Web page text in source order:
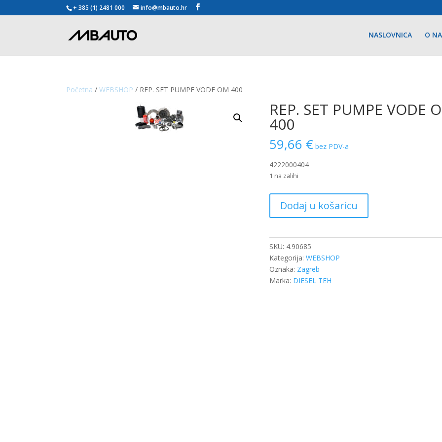
+ 385 (1) 2481 000 info@mbauto.hr
NASLOVNICA O
Početna /WEBSHOP / REP. SET PUMPE VODE OM 400
REP. SET PUMPE VODE
400
59,66 € bez PDV-a
4222000404
1 na zalihi
SET
PUMPE
OM
400
količina
Dodaj u košaricu
SKU: 4.90685
Kategorija:WEBSHOP
Oznaka: Zagreb
Marka: DIESEL TEH